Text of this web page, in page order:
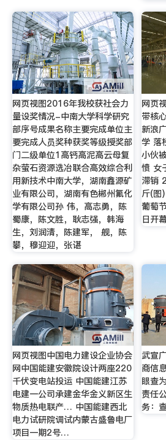
网页视图2016年我校获社会力
量设奖情况-中南大学科学研究
部序号成果名称主要完成单位主
要完成人员奖种获奖等级授奖部
门二级单位1高钙高泥高云母复
杂萤石资源选冶联合高效综合利
用新技术中南大学，湖南鑫源矿
业有限公司，湖南有色郴州氟化
学有限公司孙 伟，高志勇，陈
蜀康，陈文胜，耿志强，韩海
生，刘润清，陈建军， 舰，陈
攀，穆迎迎，张谌
网页
带核
新浪
学 落
小伙
愤 女
滞销
斤(图
葡萄
日开
网页视图中国电力建设企业协会
网中国能建安徽院设计两座220
千伏变电站投运 中国能建江苏
电建一公司承建金华金义新区生
物质热电联产… 中国能建西北
电力试研院调试内蒙古盛鲁电厂
项目一期2号…
武宣
商信
眼查
责任
务：